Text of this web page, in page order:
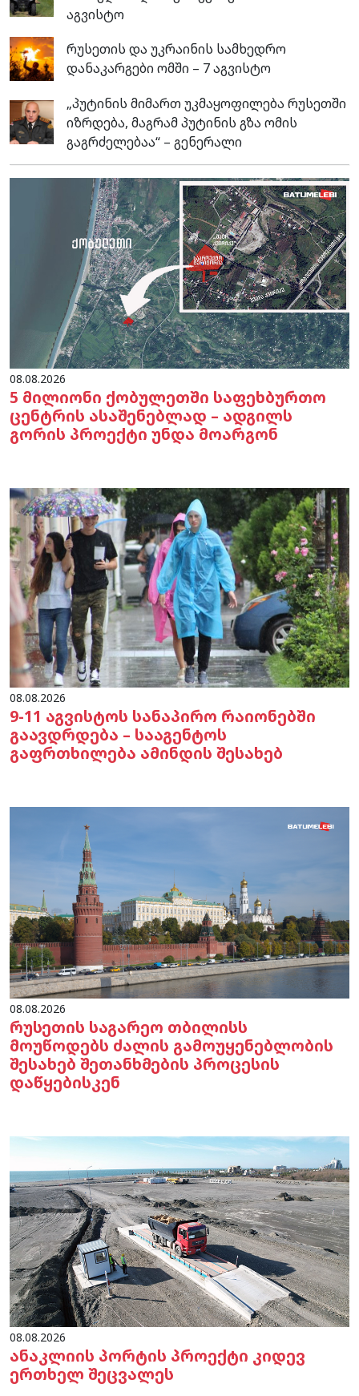
აგვისტო
რუსეთის და უკრაინის სამხედრო
დანაკარგები ომში – 7 აგვისტო
„პუტინის მიმართ უკმაყოფილება რუსეთში
იზრდება, მაგრამ პუტინის გზა ომის
გაგრძელებაა“ – გენერალი
08.08.2026
5 მილიონი ქობულეთში საფეხბურთო
ცენტრის ასაშენებლად – ადგილს
გორის პროექტი უნდა მოარგონ
08.08.2026
9-11 აგვისტოს სანაპირო რაიონებში
გაავდრდება – სააგენტოს
გაფრთხილება ამინდის შესახებ
08.08.2026
რუსეთის საგარეო თბილისს
მოუწოდებს ძალის გამოუყენებლობის
შესახებ შეთანხმების პროცესის
დაწყებისკენ
08.08.2026
ანაკლიის პორტის პროექტი კიდევ
ერთხელ შეცვალეს